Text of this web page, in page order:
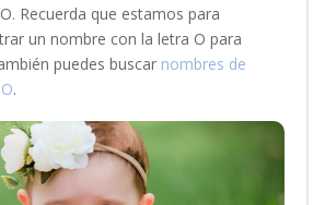
Recuerda que estamos para
un nombre con la letra O para
puedes buscar nombres de
.